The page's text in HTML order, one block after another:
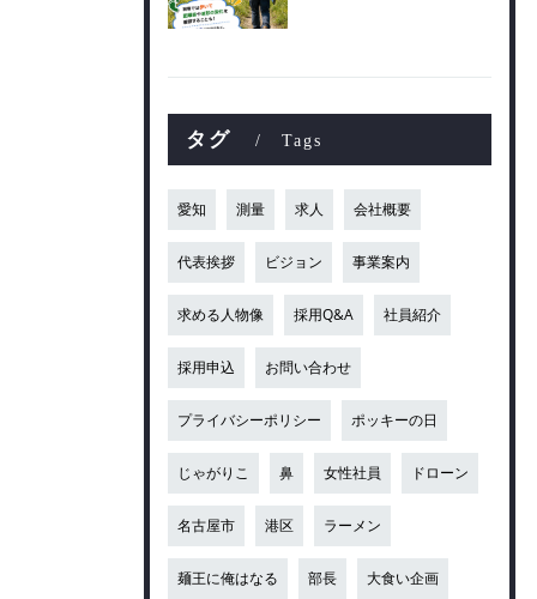
タグ Tags
愛知 測量 求人 会社概要
代表挨拶 ビジョン 事業案内
求める人物像 採用Q&A 社員紹介
採用申込 お問い合わせ
プライバシーポリシー ポッキーの日
じゃがりこ 鼻 女性社員 ドローン
名古屋市 港区 ラーメン
麺王に俺はなる 部長 大食い企画